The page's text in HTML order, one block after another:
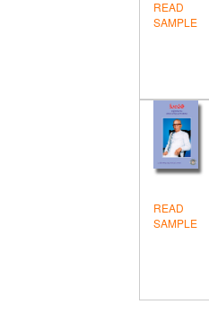
READ
SAMPLE
READ
SAMPLE